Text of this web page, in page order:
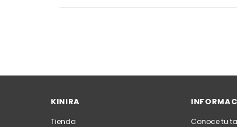
KINIRA
Tienda
Conoce tu